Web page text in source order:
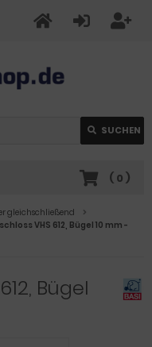
SUCHEN
( 0 )
gleichschließend
VHS 612, Bügel 10 mm -
Bügel